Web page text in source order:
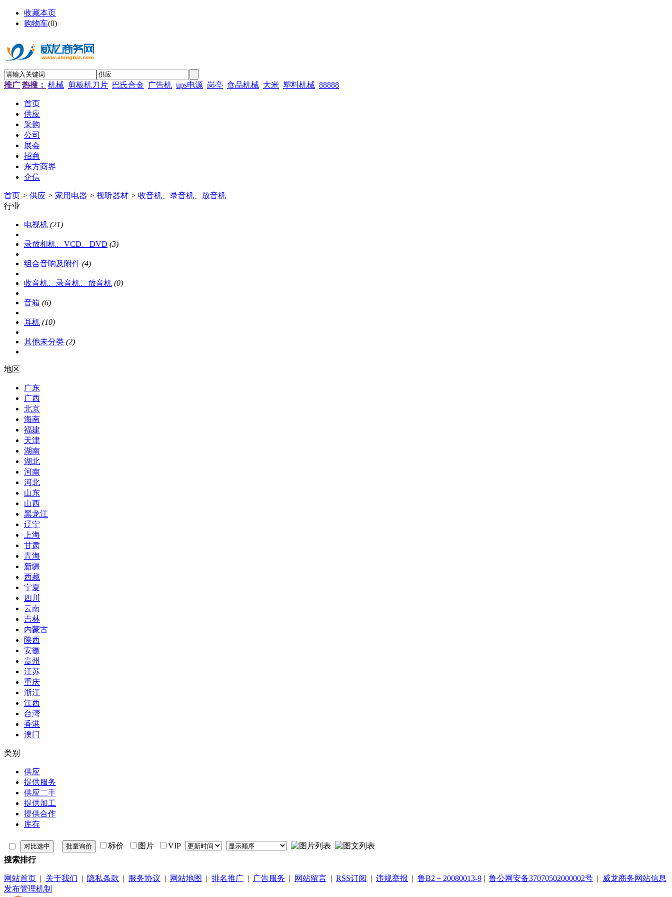
收藏本页
购物车(0)
推广 热搜： 机械 剪板机刀片 巴氏合金 广告机 ups电源 岗亭 食品机械 大米 塑料机械 88888
首页
供应
采购
公司
展会
招商
东方商界
企信
首页 > 供应 > 家用电器 > 视听器材 > 收音机、录音机、放音机
行业
电视机 (21)
录放相机、VCD、DVD (3)
组合音响及附件 (4)
收音机、录音机、放音机 (0)
音箱 (6)
耳机 (10)
其他未分类 (2)
地区
广东
广西
北京
海南
福建
天津
湖南
湖北
河南
河北
山东
山西
黑龙江
辽宁
上海
甘肃
青海
新疆
西藏
宁夏
四川
云南
吉林
内蒙古
陕西
安徽
贵州
江苏
重庆
浙江
江西
台湾
香港
澳门
类别
供应
提供服务
供应二手
提供加工
提供合作
库存
标价 图片
VIP
搜索排行
网站首页 | 关于我们 | 隐私条款 | 服务协议 | 网站地图 | 排名推广 | 广告服务 | 网站留言 | RSS订阅 | 违规举报 | 鲁B2－20080013-9 | 鲁公网安备37070502000002号 |
威龙商务网站信息
发布管理机制